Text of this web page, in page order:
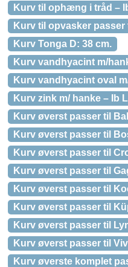
Kurv til ophæng i tråd –
Kurv til opvasker passer
Kurv Tonga D: 38 cm.
Kurv vandhyacint m/
Kurv vandhyacint oval
Kurv zink m/ hanke – Ib
Kurv øverst passer til
Kurv øverst passer til
Kurv øverst passer til
Kurv øverst passer til
Kurv øverst passer til
Kurv øverst passer til
Kurv øverst passer til
Kurv øverst passer til
Kurv øverste komplet